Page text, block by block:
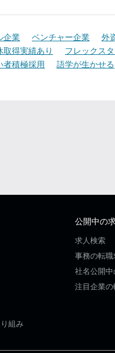
企業 ベンチャー企業 外
取得実績あり フレックス
者積極採用 語学が生かせる
組み
公開中の
求人検索
事務の転
社名公開中
注目企業の